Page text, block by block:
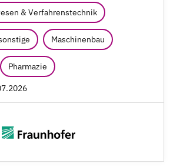
& Verfahrenstechnik
Maschinenbau
Pharmazie